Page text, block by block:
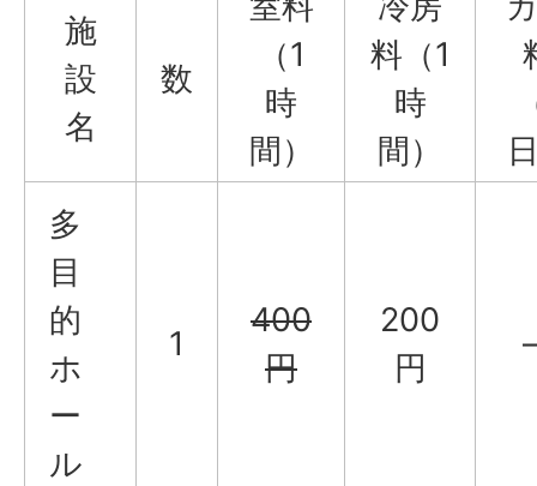
施
設
名
数
（1
時
間）
料（1
時
間）
多
目
的
ホ
ー
ル
1
400
円
200
円